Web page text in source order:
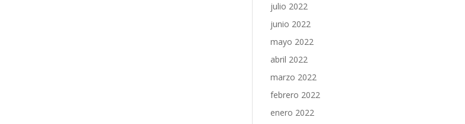
julio 2022
junio 2022
mayo 2022
abril 2022
marzo 2022
febrero 2022
enero 2022